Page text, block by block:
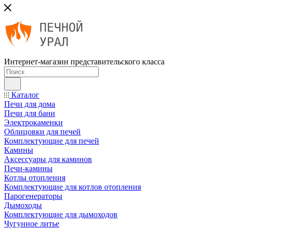
Интернет-магазин представительского класса
Каталог
Печи для дома
Печи для бани
Электрокаменки
Облицовки для печей
Комплектующие для печей
Камины
Аксессуары для каминов
Печи-камины
Котлы отопления
Комплектующие для котлов отопления
Парогенераторы
Дымоходы
Комплектующие для дымоходов
Чугунное литье